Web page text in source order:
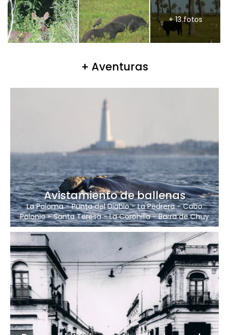
+ 13 fotos
+ Aventuras
Avistamiento de ballenas
La Paloma-Punta del Diablo-La Pedrera-Cabo
Polonio-Santa Teresa-La Coronilla-Barra de Chuy